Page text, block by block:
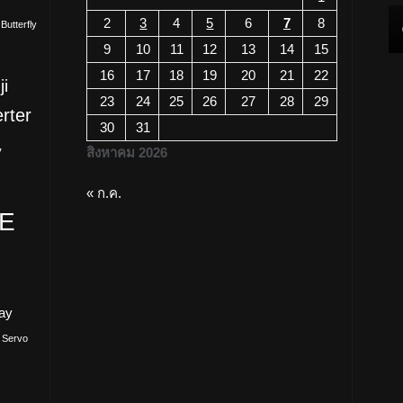
Butterfly
Servo
สิงหาคม 2026
2
3 4 5 6 7
8
9
10 11 12 13 14
15
16
17 18 19 20 21
22
23
24 25 26 27 28
29
30
31
« ก.ค.
ความรู้
Temperature Controllers ซีรีส์
ต่างๆ ของเดลต้า